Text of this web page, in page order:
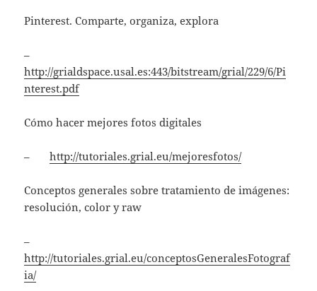
Pinterest. Comparte, organiza, explora
–
http://grialdspace.usal.es:443/bitstream/grial/229/6/Pi
nterest.pdf
Cómo hacer mejores fotos digitales
–http://tutoriales.grial.eu/mejoresfotos/
Conceptos generales sobre tratamiento de imágenes:
resolución, color y raw
–
http://tutoriales.grial.eu/conceptosGeneralesFotograf
ia/